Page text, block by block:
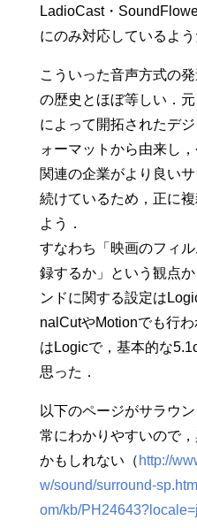
LadioCast・
にのみ対応しているよう
こういった音声方式の
の歴史とほぼ等しい．
によって開拓されたデ
ォーマットから由来し
関連の企業がより良い
続けているため，正に
よう．
すなわち「映画のフィ
録するか」という観点
ンドに関する設定は
nalCutやMotionでも行
はLogicで，基本的な
思った．
以下のページがサラウ
常にわかりやすいので
かもしれない（ http://
w/sound/surround-sp.htm
om/kb/